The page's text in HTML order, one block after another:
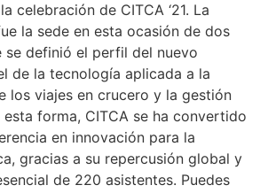
celebración de CITCA ‘21. La
la sede en esta ocasión de dos
se definió el perfil del nuevo
de la tecnología aplicada a la
los viajes en crucero y la gestión
forma, CITCA se ha convertido
en innovación para la
gracias a su repercusión global y
de 220 asistentes. Puedes